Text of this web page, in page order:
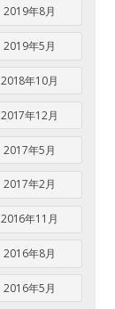
2019年8月
2019年5月
2018年10月
2017年12月
2017年5月
2017年2月
2016年11月
2016年8月
2016年5月